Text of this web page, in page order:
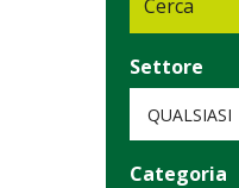
Settore
Categoria